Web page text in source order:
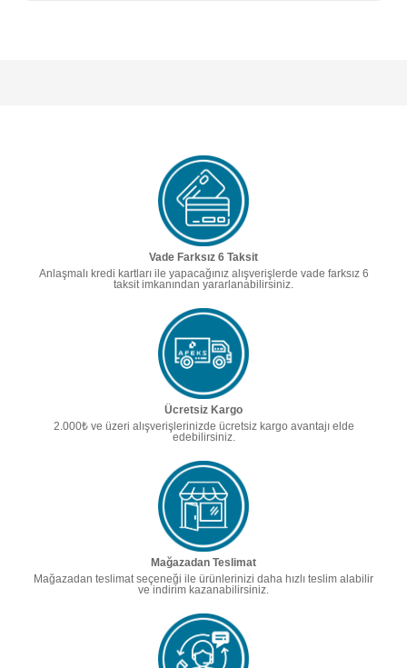
Vade Farksız 6 Taksit
Anlaşmalı kredi kartları ile yapacağınız alışverişlerde vade farksız 6
taksit imkanından yararlanabilirsiniz.
Ücretsiz Kargo
2.000₺ ve üzeri alışverişlerinizde ücretsiz kargo avantajı elde
edebilirsiniz.
Mağazadan Teslimat
Mağazadan teslimat seçeneği ile ürünlerinizi daha hızlı teslim alabilir
ve indirim kazanabilirsiniz.